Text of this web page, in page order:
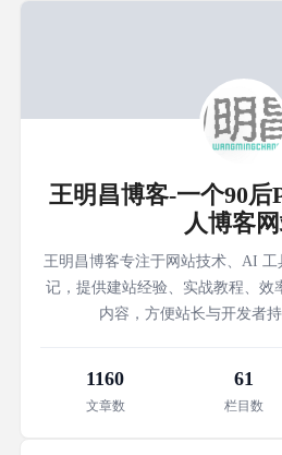
王明昌博客-一个90后
人博客
王明昌博客专注于网站技术、AI
记，提供建站经验、实战教程、效
内容，方便站长与开发者
1160
文章数
61
栏目数